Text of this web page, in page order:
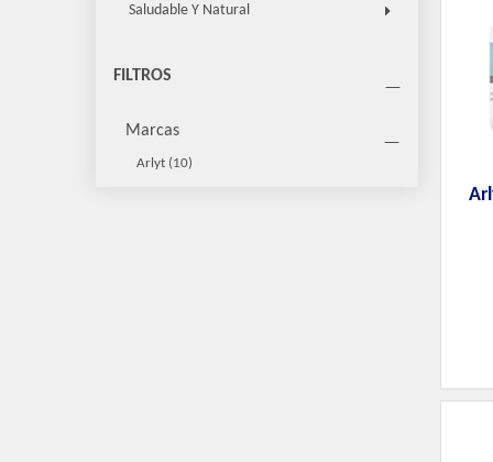
Saludable Y Natural
FILTROS
Marcas
Arlyt (10)